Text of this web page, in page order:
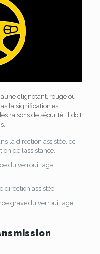
clignotant, rouge ou
la signification est
raisons de sécurité, il doit
la direction assistée, ce
de l’assistance.
du verrouillage
direction assistée
grave du verrouillage